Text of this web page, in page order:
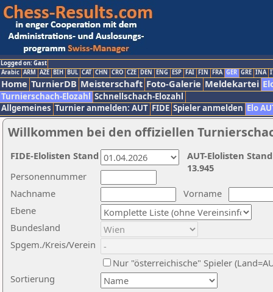
Logged on: Gast
Arabic ARM AZE BIH BUL CAT CHN CRO CZE DEN ENG ESP FAI FIN FRA GER GRE INA
Home TurnierDB Meisterschaft Foto-Galerie Meldekartei
Turnierschach-Elozahl Schnellschach-Elozahl
Allgemeines Turnier anmelden: AUT FIDE Spieler anmelden Elo
Willkommen bei den offiziellen
Nachname
Vorname
Ebene
Sortierung
Personennummer
Bundesland
Spgem./Kreis/Verein
Nur "österreichische" Spieler
AUT-Elolisten
13.945
FIDE-Elolisten Stand